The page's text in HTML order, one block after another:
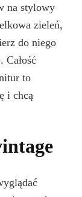
na stylowy
zieleń,
do niego
Całość
to
i chcą